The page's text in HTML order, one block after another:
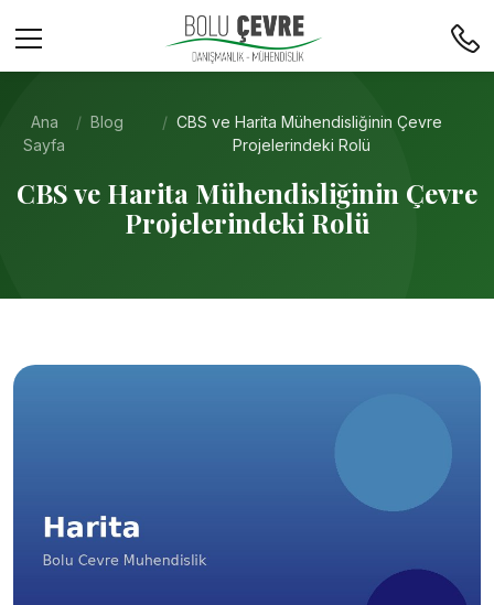
Ana
Sayfa
Blog
CBS ve Harita Mühendisliğinin Çevre
Projelerindeki Rolü
CBS ve Harita Mühendisliğinin Çevre
Projelerindeki Rolü